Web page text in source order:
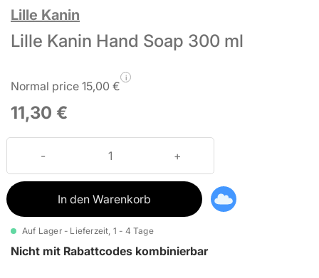
Lille Kanin
Lille Kanin Hand Soap 300 ml
Normal price 15,00 €
i
11,30 €
In den Warenkorb
Auf Lager - Lieferzeit, 1 - 4 Tage
Nicht mit Rabattcodes kombinierbar